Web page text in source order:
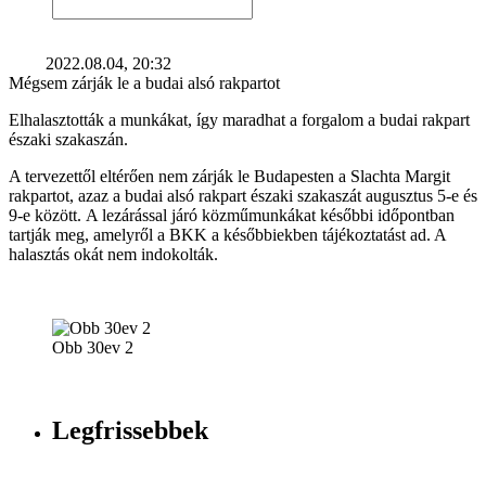
2022.08.04, 20:32
Mégsem zárják le a budai alsó rakpartot
Elhalasztották a munkákat, így maradhat a forgalom a budai rakpart
északi szakaszán.
A tervezettől eltérően nem zárják le Budapesten a Slachta Margit
rakpartot, azaz a budai alsó rakpart északi szakaszát augusztus 5-e és
9-e között. A lezárással járó közműmunkákat későbbi időpontban
tartják meg, amelyről a BKK a későbbiekben tájékoztatást ad. A
halasztás okát nem indokolták.
Obb 30ev 2
Legfrissebbek